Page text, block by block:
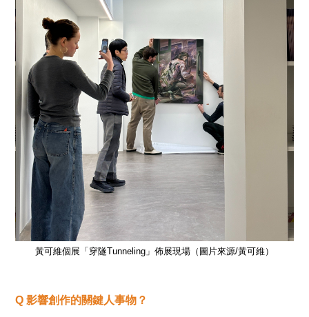
黃可維個展「穿隧Tunneling」佈展現場（圖片來源/黃可維）
Q影響創作的關鍵人事物？